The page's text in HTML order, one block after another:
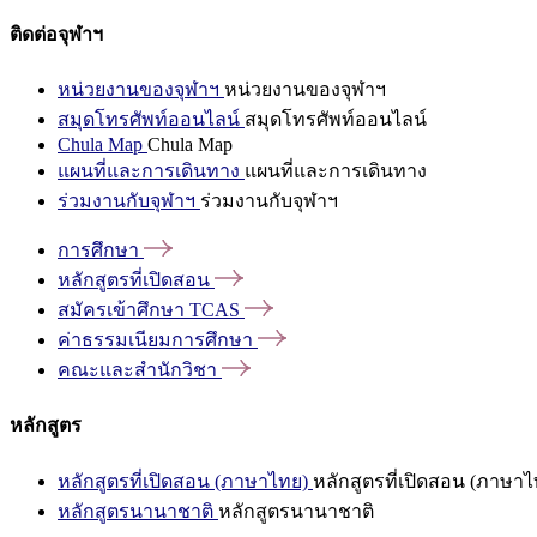
ติดต่อจุฬาฯ
หน่วยงานของจุฬาฯ หน่วยงานของจุฬาฯ
สมุดโทรศัพท์ออนไลน์ สมุดโทรศัพท์ออนไลน์
Chula Map Chula Map
แผนที่และการเดินทาง แผนที่และการเดินทาง
ร่วมงานกับจุฬาฯ ร่วมงานกับจุฬาฯ
การศึกษา
หลักสูตรที่เปิดสอน
สมัครเข้าศึกษา TCAS
ค่าธรรมเนียมการศึกษา
คณะและสำนักวิชา
หลักสูตร
หลักสูตรที่เปิดสอน (ภาษาไทย) หลักสูตรที่เปิดสอน (ภาษาไ
หลักสูตรนานาชาติ หลักสูตรนานาชาติ